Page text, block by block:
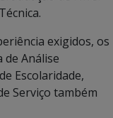
exigidos, os
Análise
Escolaridade,
Serviço também